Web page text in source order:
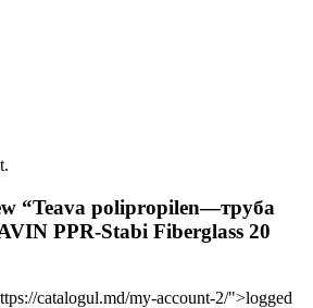
“Teava polipropilen—труба
PPR-Stabi Fiberglass 20
catalogul.md/my-account-2/">logged